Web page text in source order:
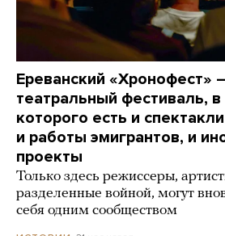
Ереванский «Хронофест»
театральный фестиваль,
которого есть и
и работы эмигрантов, и
проекты
Только здесь режиссеры,
разделенные войной, могут
себя одним сообществом